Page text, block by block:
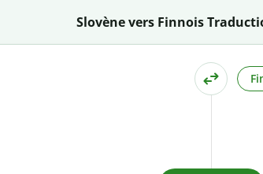
Slovène vers Finnois